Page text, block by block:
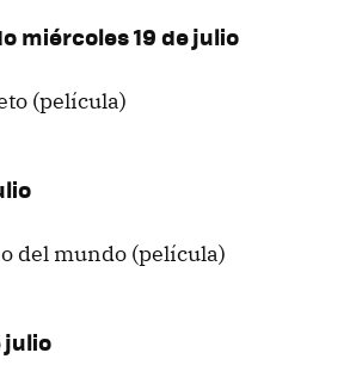
miércoles 19 de julio
(película)
del mundo (película)
julio